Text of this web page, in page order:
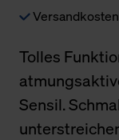
Tolles
Sensil.